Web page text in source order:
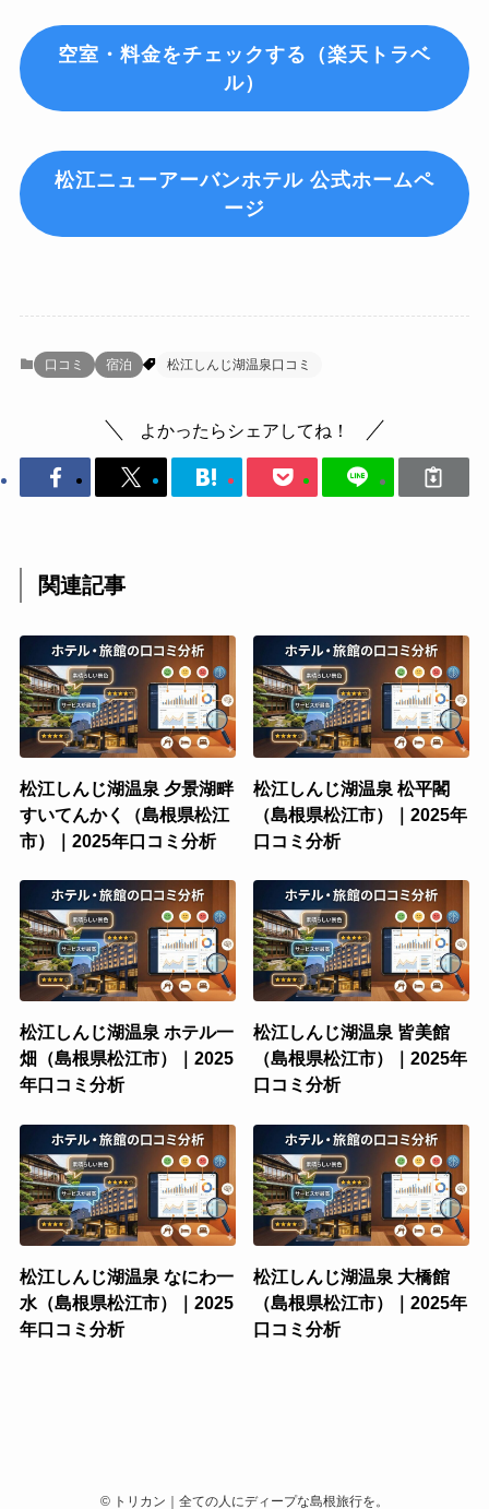
空室・料金をチェックする（楽天トラベ
ル）
松江ニューアーバンホテル 公式ホームペ
ージ
口コミ 宿泊 松江しんじ湖温泉口コミ
よかったらシェアしてね！
関連記事
松江しんじ湖温泉 夕景湖畔
すいてんかく（島根県松江
市）｜2025年口コミ分析
松江しんじ湖温泉 松平閣
（島根県松江市）｜2025年
口コミ分析
松江しんじ湖温泉 ホテル一
畑（島根県松江市）｜2025
年口コミ分析
松江しんじ湖温泉 皆美館
（島根県松江市）｜2025年
口コミ分析
松江しんじ湖温泉 なにわ一
水（島根県松江市）｜2025
年口コミ分析
松江しんじ湖温泉 大橋館
（島根県松江市）｜2025年
口コミ分析
© トリカン｜全ての人にディープな島根旅行を。